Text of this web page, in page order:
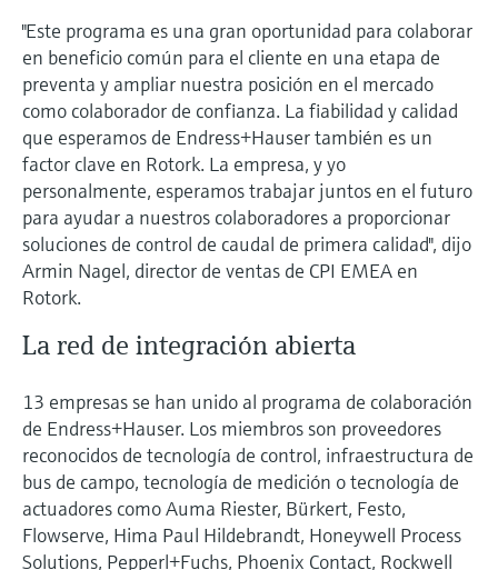
"Este programa es una gran oportunidad para colaborar
en beneficio común para el cliente en una etapa de
preventa y ampliar nuestra posición en el mercado
como colaborador de confianza. La fiabilidad y calidad
que esperamos de Endress+Hauser también es un
factor clave en Rotork. La empresa, y yo
personalmente, esperamos trabajar juntos en el futuro
para ayudar a nuestros colaboradores a proporcionar
soluciones de control de caudal de primera calidad", dijo
Armin Nagel, director de ventas de CPI EMEA en
Rotork.
La red de integración abierta
13 empresas se han unido al programa de colaboración
de Endress+Hauser. Los miembros son proveedores
reconocidos de tecnología de control, infraestructura de
bus de campo, tecnología de medición o tecnología de
actuadores como Auma Riester, Bürkert, Festo,
Flowserve, Hima Paul Hildebrandt, Honeywell Process
Solutions, Pepperl+Fuchs, Phoenix Contact, Rockwell